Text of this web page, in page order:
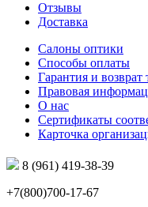
Отзывы
Доставка
Салоны оптики
Способы оплаты
Гарантия и возврат
Правовая
О нас
Сертификаты
Карточка
8 (961) 419-38-39
+7(800)700-17-67